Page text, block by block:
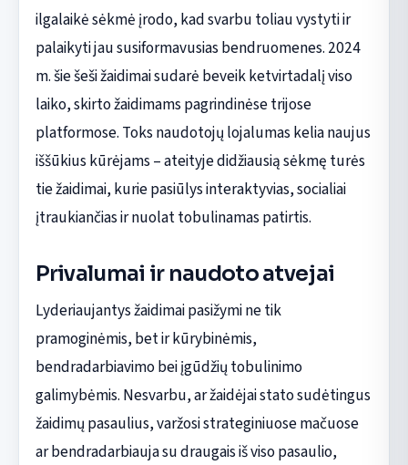
ilgalaikė sėkmė įrodo, kad svarbu toliau vystyti ir
palaikyti jau susiformavusias bendruomenes. 2024
m. šie šeši žaidimai sudarė beveik ketvirtadalį viso
laiko, skirto žaidimams pagrindinėse trijose
platformose. Toks naudotojų lojalumas kelia naujus
iššūkius kūrėjams – ateityje didžiausią sėkmę turės
tie žaidimai, kurie pasiūlys interaktyvias, socialiai
įtraukiančias ir nuolat tobulinamas patirtis.
Privalumai ir naudoto atvejai
Lyderiaujantys žaidimai pasižymi ne tik
pramoginėmis, bet ir kūrybinėmis,
bendradarbiavimo bei įgūdžių tobulinimo
galimybėmis. Nesvarbu, ar žaidėjai stato sudėtingus
žaidimų pasaulius, varžosi strateginiuose mačuose
ar bendradarbiauja su draugais iš viso pasaulio,